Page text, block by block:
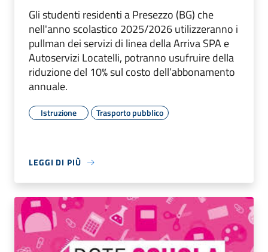
Gli studenti residenti a Presezzo (BG) che
nell'anno scolastico 2025/2026 utilizzeranno i
pullman dei servizi di linea della Arriva SPA e
Autoservizi Locatelli, potranno usufruire della
riduzione del 10% sul costo dell’abbonamento
annuale.
Istruzione Trasporto pubblico
LEGGI DI PIÙ